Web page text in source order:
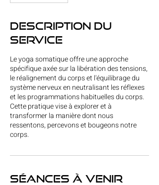
Description du
service
Le yoga somatique offre une approche
spécifique axée sur la libération des tensions,
le réalignement du corps et l'équilibrage du
système nerveux en neutralisant les réflexes
et les programmations habituelles du corps.
Cette pratique vise à explorer et à
transformer la manière dont nous
ressentons, percevons et bougeons notre
corps.
Séances à venir